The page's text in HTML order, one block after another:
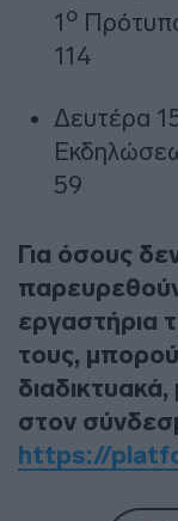
1 ο
114
Δευτέρα
59
Για όσους
εργαστήρια
τους,
διαδικτυακά,
στον
https://